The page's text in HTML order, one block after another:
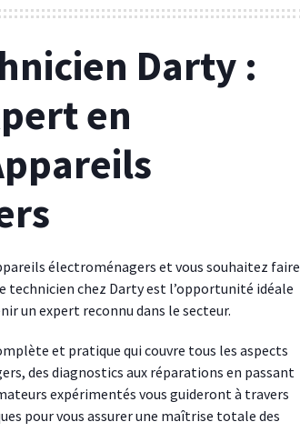
Darty :
en
électroménagers et vous souhaitez faire
technicien chez Darty est l’opportunité idéale
un expert reconnu dans le secteur.
et pratique qui couvre tous les aspects
des diagnostics aux réparations en passant
expérimentés vous guideront à travers
pour vous assurer une maîtrise totale des